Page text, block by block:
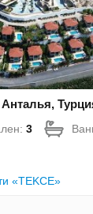
3
«TEKCE»